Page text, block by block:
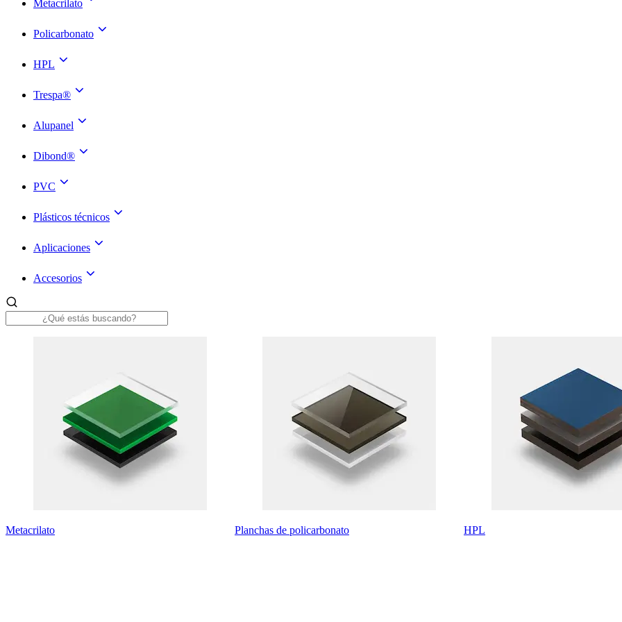
Metacrilato
Policarbonato
HPL
Trespa®
Alupanel
Dibond®
PVC
Plásticos técnicos
Aplicaciones
Accesorios
Metacrilato Planchas de policarbonato HPL